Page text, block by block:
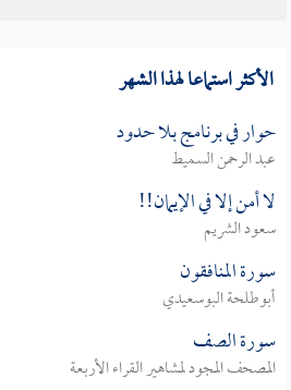
الأكثر استماعا لهذا الشهر
حوار في برنامج بلا حدود
عبد الرحمن السميط
لا أمن إلا في الإيمان!!
سعود الشريم
سورة المنافقون
أبوطلحة البوسعيدي
سورة الصف
المصحف المجود لمشاهير القراء الأربعة